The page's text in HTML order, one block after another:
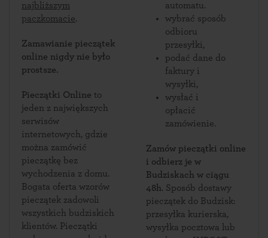
najbliższym
paczkomacie.
Zamawianie pieczątek
online nigdy nie było
prostsze.
Pieczątki Online to
jeden z największych
serwisów
internetowych, gdzie
można zamówić
pieczątkę bez
wychodzenia z domu.
Bogata oferta wzorów
pieczątek zadowoli
wszystkich budziskich
klientów. Pieczątki
automatu.
wybrać sposób
odbioru
przesyłki,
podać dane do
faktury i
wysyłki,
wysłać i
opłacić
zamówienie.
Zamów pieczątki online
i odbierz je w
Budziskach w ciągu
48h. Sposób dostawy
pieczątek do Budzisk:
przesyłka kurierska,
wysyłka pocztowa lub